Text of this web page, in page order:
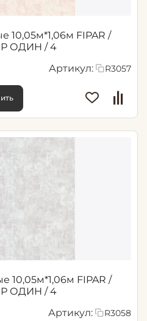
10,05м*1,06м FIPAR /
ОДИН / 4
Артикул: R3057
10,05м*1,06м FIPAR /
ОДИН / 4
Артикул: R3058